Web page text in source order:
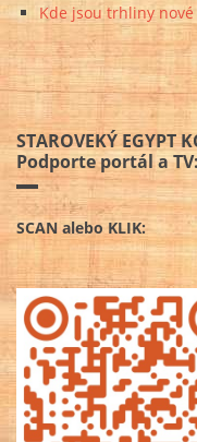
Kde jsou trhliny
STAROVEKÝ EGYPT
Podporte portál a TV:
SCAN alebo KLIK: